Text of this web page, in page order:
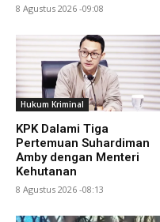
8 Agustus 2026 -09:08
Hukum Kriminal
KPK Dalami Tiga
Pertemuan Suhardiman
Amby dengan Menteri
Kehutanan
8 Agustus 2026 -08:13